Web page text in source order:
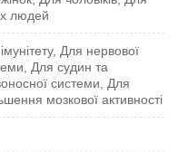
людей
Для нервової
Для судин та
системи, Для
мозкової активності